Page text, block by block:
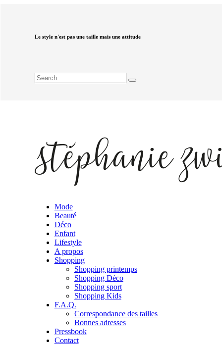
Le style n'est pas une taille mais une attitude
Mode
Beauté
Déco
Enfant
Lifestyle
A propos
Shopping
Shopping printemps
Shopping Déco
Shopping sport
Shopping Kids
F.A.Q.
Correspondance des tailles
Bonnes adresses
Pressbook
Contact